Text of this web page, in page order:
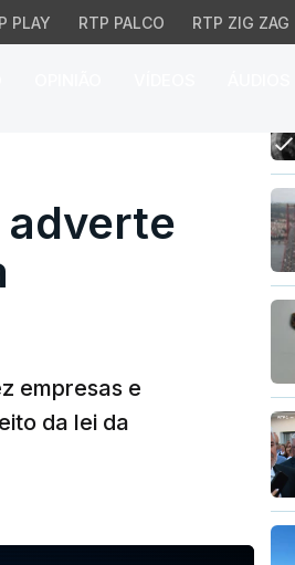
PLAY RTP PALCO RTP ZIG ZAG
13
adverte
empresas e
da lei da